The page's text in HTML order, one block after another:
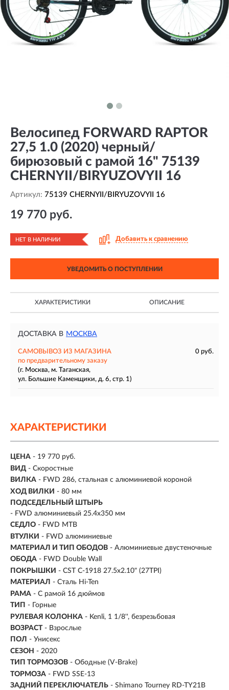
Велосипед FORWARD RAPTOR
27,5 1.0 (2020) черный/
бирюзовый с рамой 16" 75139
CHERNYII/BIRYUZOVYII 16
Артикул: 75139 CHERNYII/BIRYUZOVYII 16
19 770 руб.
НЕТ В НАЛИЧИИ Добавить к сравнению
УВЕДОМИТЬ О ПОСТУПЛЕНИИ
ХАРАКТЕРИСТИКИ ОПИСАНИЕ
ДОСТАВКА В МОСКВА
САМОВЫВОЗ ИЗ МАГАЗИНА
0 руб.
по предварительному заказу
(г. Москва, м. Таганская,
ул. Большие Каменщики, д. 6, стр. 1)
ХАРАКТЕРИСТИКИ
ЦЕНА - 19 770 руб.
ВИД - Скоростные
ВИЛКА - FWD 286, стальная с алюминиевой короной
ХОД ВИЛКИ - 80 мм
ПОДСЕДЕЛЬНЫЙ ШТЫРЬ
- FWD алюминиевый 25.4x350 мм
СЕДЛО - FWD MTB
ВТУЛКИ - FWD алюминиевые
МАТЕРИАЛ И ТИП ОБОДОВ - Алюминиевые двустеночные
ОБОДА - FWD Double Wall
ПОКРЫШКИ - CST C-1918 27.5x2.10" (27TPI)
МАТЕРИАЛ - Сталь Hi-Ten
РАМА - С рамой 16 дюймов
ТИП -
Горные
РУЛЕВАЯ КОЛОНКА - Kenli, 1 1/8'', безрезьбовая
ВОЗРАСТ - Взрослые
ПОЛ - Унисекс
СЕЗОН - 2020
ТИП ТОРМОЗОВ - Ободные (V-Brake)
ТОРМОЗА - FWD SSE-13
ЗАДНИЙ ПЕРЕКЛЮЧАТЕЛЬ - Shimano Tourney RD-TY21B